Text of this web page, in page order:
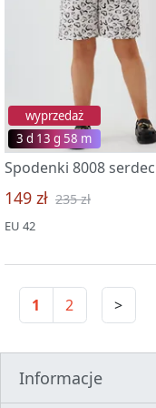
3 d 13 g 58 m
wyprzedaż
149 zł 235 zł
EU 42
1 2 >
Informacje